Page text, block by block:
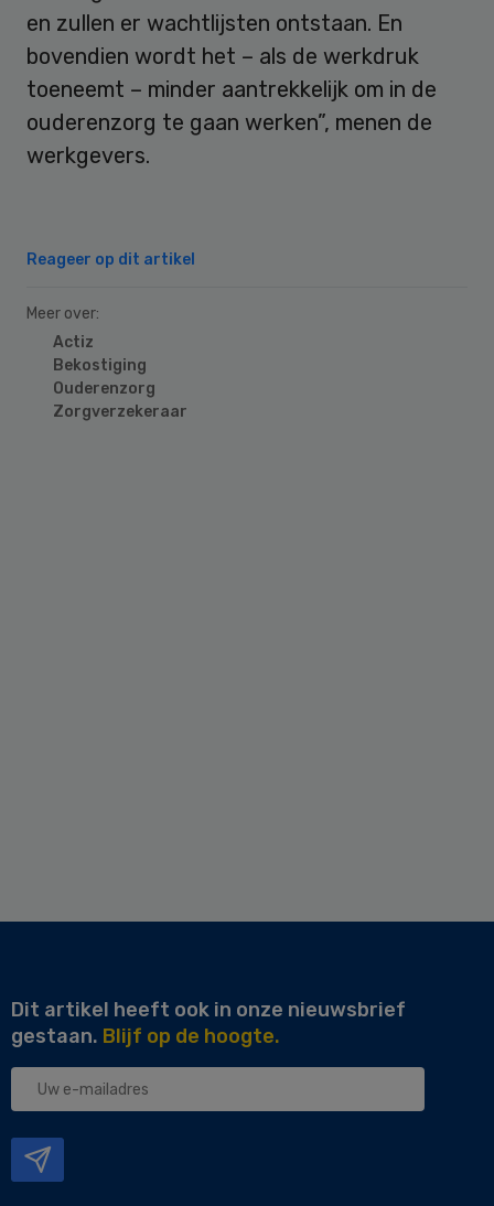
en zullen er wachtlijsten ontstaan. En
bovendien wordt het – als de werkdruk
toeneemt – minder aantrekkelijk om in de
ouderenzorg te gaan werken”, menen de
werkgevers.
Reageer op dit artikel
Meer over:
Actiz
Bekostiging
Ouderenzorg
Zorgverzekeraar
Dit artikel heeft ook in onze nieuwsbrief
gestaan. Blijf op de hoogte.
Uw